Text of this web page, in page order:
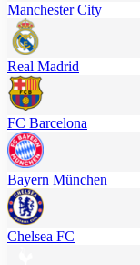
Manchester City
Real Madrid
FC Barcelona
Bayern München
Chelsea FC